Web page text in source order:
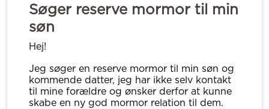
Søger reserve mormor til min
søn
Hej!
Jeg søger en reserve mormor til min søn og
kommende datter, jeg har ikke selv kontakt
til mine forældre og ønsker derfor at kunne
skabe en ny god mormor relation til dem.